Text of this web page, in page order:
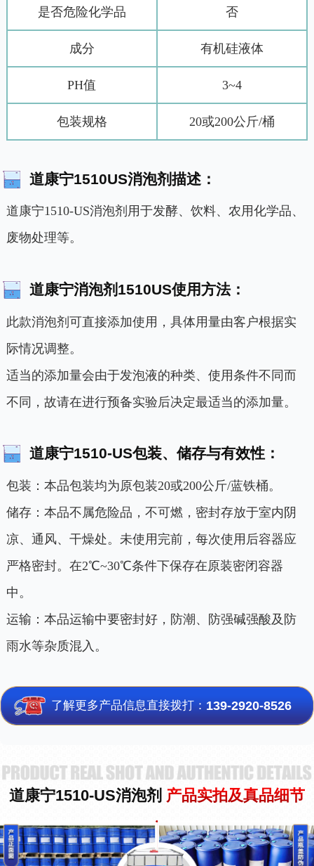
是否危险化学品
成分
PH值
包装规格
否
有机硅液体
3~4
20或200公斤/桶
道康宁1510US消泡剂描述：
道康宁1510-US消泡剂用于发酵、饮料、农用化学品、
废物处理等。
道康宁消泡剂1510US使用方法：
此款消泡剂可直接添加使用，具体用量由客户根据实
际情况调整。
适当的添加量会由于发泡液的种类、使用条件不同而
不同，故请在进行预备实验后决定最适当的添加量。
道康宁1510-US包装、储存与有效性：
包装：本品包装均为原包装20或200公斤/蓝铁桶。
储存：本品不属危险品，不可燃，密封存放于室内阴
凉、通风、干燥处。未使用完前，每次使用后容器应
严格密封。在2℃~30℃条件下保存在原装密闭容器
中。
运输：本品运输中要密封好，防潮、防强碱强酸及防
雨水等杂质混入。
了解更多产品信息直接拨打：139-2920-8526
道康宁1510-US消泡剂 产品实拍及真品细节